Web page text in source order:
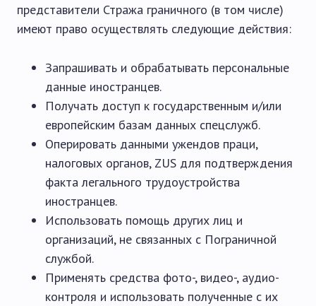
представители Стража граничного (в том числе)
имеют право осуществлять следующие действия:
Запрашивать и обрабатывать персональные
данные иностранцев.
Получать доступ к государственным и/или
европейским базам данных спецслужб.
Оперировать данными ужендов праци,
налоговых органов, ZUS для подтверждения
факта легального трудоустройства
иностранцев.
Использовать помощь других лиц и
организаций, не связанных с Пограничной
службой.
Применять средства фото-, видео-, аудио-
контроля и использовать полученные с их